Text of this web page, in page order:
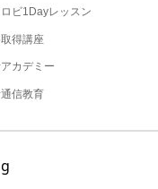
取得講座
カデミー
信教育